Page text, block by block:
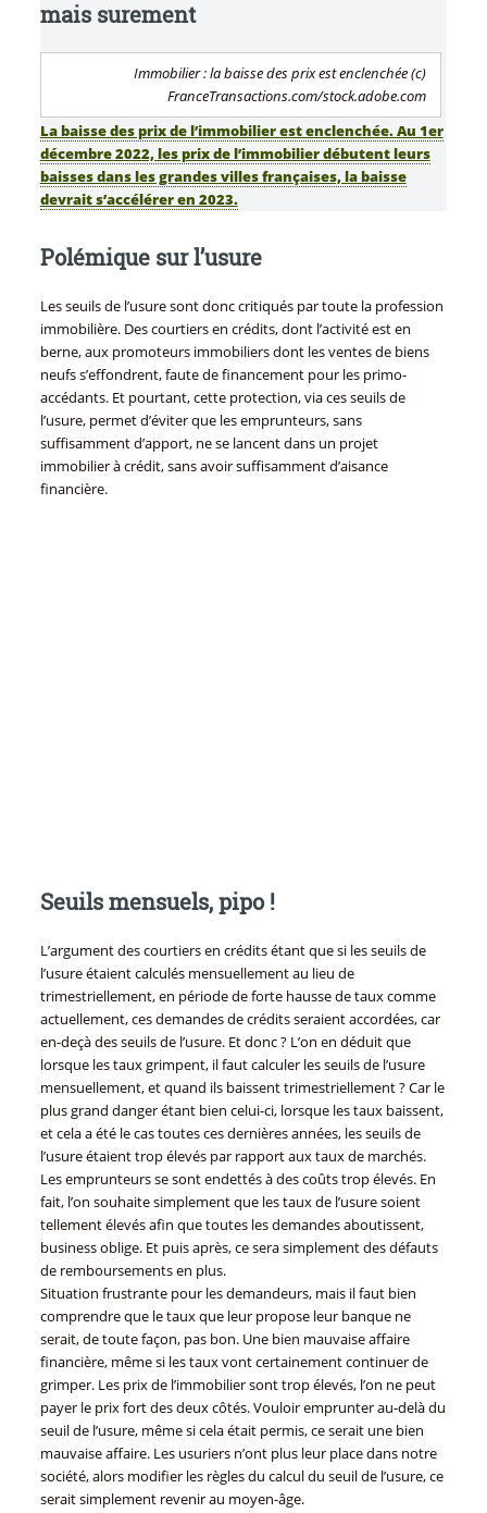
mais surement
Immobilier : la baisse des prix est enclenchée (c)
FranceTransactions.com/stock.adobe.com
La baisse des prix de l’immobilier est enclenchée. Au 1er
décembre 2022, les prix de l’immobilier débutent leurs
baisses dans les grandes villes françaises, la baisse
devrait s’accélérer en 2023.
Polémique sur l’usure
Les seuils de l’usure sont donc critiqués par toute la profession
immobilière. Des courtiers en crédits, dont l’activité est en
berne, aux promoteurs immobiliers dont les ventes de biens
neufs s’effondrent, faute de financement pour les primo-
accédants. Et pourtant, cette protection, via ces seuils de
l’usure, permet d’éviter que les emprunteurs, sans
suffisamment d’apport, ne se lancent dans un projet
immobilier à crédit, sans avoir suffisamment d’aisance
financière.
Seuils mensuels, pipo !
L’argument des courtiers en crédits étant que si les seuils de
l’usure étaient calculés mensuellement au lieu de
trimestriellement, en période de forte hausse de taux comme
actuellement, ces demandes de crédits seraient accordées, car
en-deçà des seuils de l’usure. Et donc ? L’on en déduit que
lorsque les taux grimpent, il faut calculer les seuils de l’usure
mensuellement, et quand ils baissent trimestriellement ? Car le
plus grand danger étant bien celui-ci, lorsque les taux baissent,
et cela a été le cas toutes ces dernières années, les seuils de
l’usure étaient trop élevés par rapport aux taux de marchés.
Les emprunteurs se sont endettés à des coûts trop élevés. En
fait, l’on souhaite simplement que les taux de l’usure soient
tellement élevés afin que toutes les demandes aboutissent,
business oblige. Et puis après, ce sera simplement des défauts
de remboursements en plus.
Situation frustrante pour les demandeurs, mais il faut bien
comprendre que le taux que leur propose leur banque ne
serait, de toute façon, pas bon. Une bien mauvaise affaire
financière, même si les taux vont certainement continuer de
grimper. Les prix de l’immobilier sont trop élevés, l’on ne peut
payer le prix fort des deux côtés. Vouloir emprunter au-delà du
seuil de l’usure, même si cela était permis, ce serait une bien
mauvaise affaire. Les usuriers n’ont plus leur place dans notre
société, alors modifier les règles du calcul du seuil de l’usure, ce
serait simplement revenir au moyen-âge.